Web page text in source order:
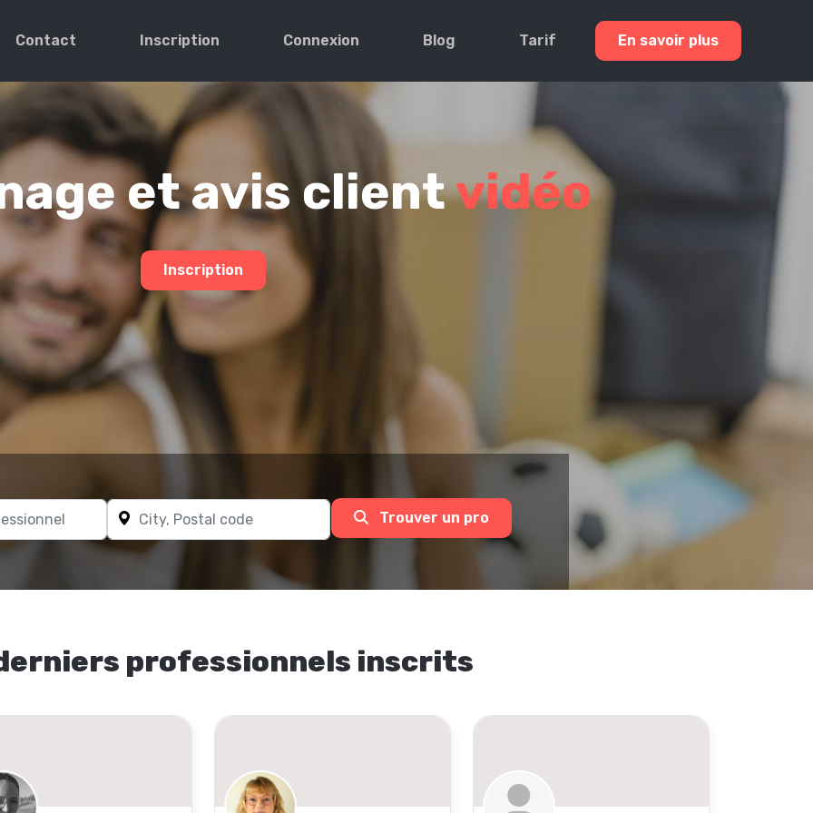
Contact Inscription Connexion Blog Tarif En savoir plus
et avis clientvidéo
Inscription
Trouver un pro
professionnels inscrits